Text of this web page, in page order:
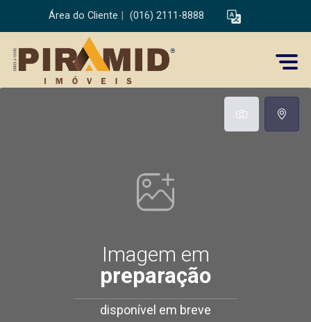
Área do Cliente (016) 2111-8888
Imagem em
preparação
disponível em breve